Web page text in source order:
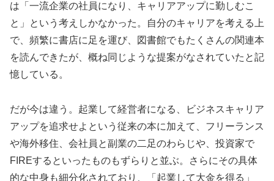
は「一流企業の社員になり、キャリアアップに勤しむこ
と」という考えしかなかった。自分のキャリアを考える上
で、頻繁に書店に足を運び、図書館でもたくさんの関連本
を読んできたが、概ね同じような提案がなされていたと記
憶している。
だが今は違う。起業して経営者になる、ビジネスキャリア
アップを追求せよという従来の本に加えて、フリーランス
や海外移住、会社員と副業の二足のわらじや、投資家で
FIREするといったものもずらりと並ぶ。さらにその具体
的な中身も細分化されており、「起業して大金を得る」